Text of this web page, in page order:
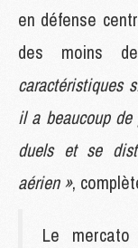
en défense
des moins
caractéristiques
il a beaucoup
duels et se
aérien »,
Le